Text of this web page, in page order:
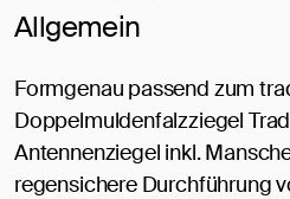
Allgemein
Formgenau passend zum
Doppelmuldenfalzziegel
Antennenziegel inkl.
regensichere Durchführung